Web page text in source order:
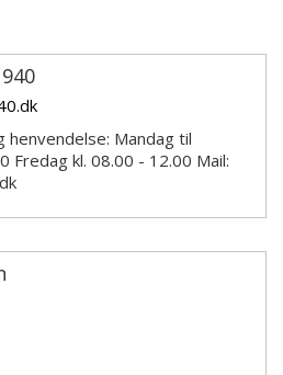
Mandag til
Fredag kl. 08.00 - 12.00 Mail: